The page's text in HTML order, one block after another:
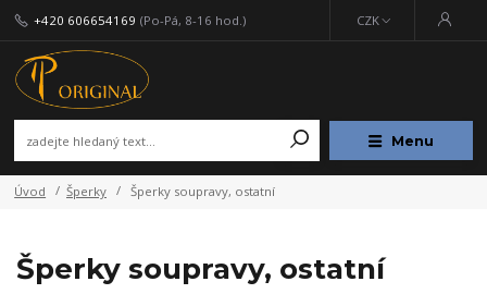
Menu
CZK
+420 606654169 (Po-Pá, 8-16 hod.)
Úvod Šperky Šperky soupravy, ostatní
Šperky soupravy, ostatní